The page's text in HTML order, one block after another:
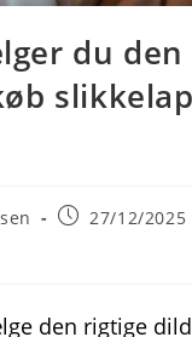
du
Post27/12/2025
den rigtige